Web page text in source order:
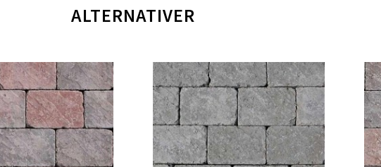
ALTERNATIVER